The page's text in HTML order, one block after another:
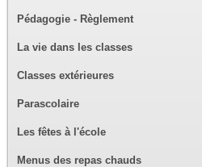
Pédagogie - Règlement
La vie dans les classes
Classes extérieures
Parascolaire
Les fêtes à l'école
Menus des repas chauds